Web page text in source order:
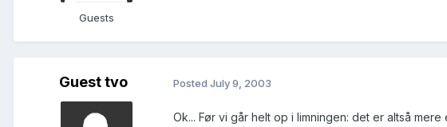
Guests
Guest tvo Posted July 9, 2003
Ok... Før vi går helt op i limningen: det er altså